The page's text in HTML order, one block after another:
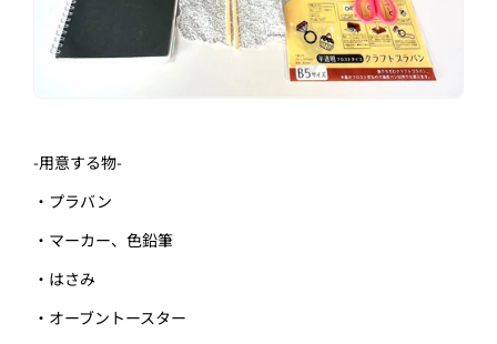
-用意する物-
・プラバン
・マーカー、色鉛筆
・はさみ
・オーブントースター